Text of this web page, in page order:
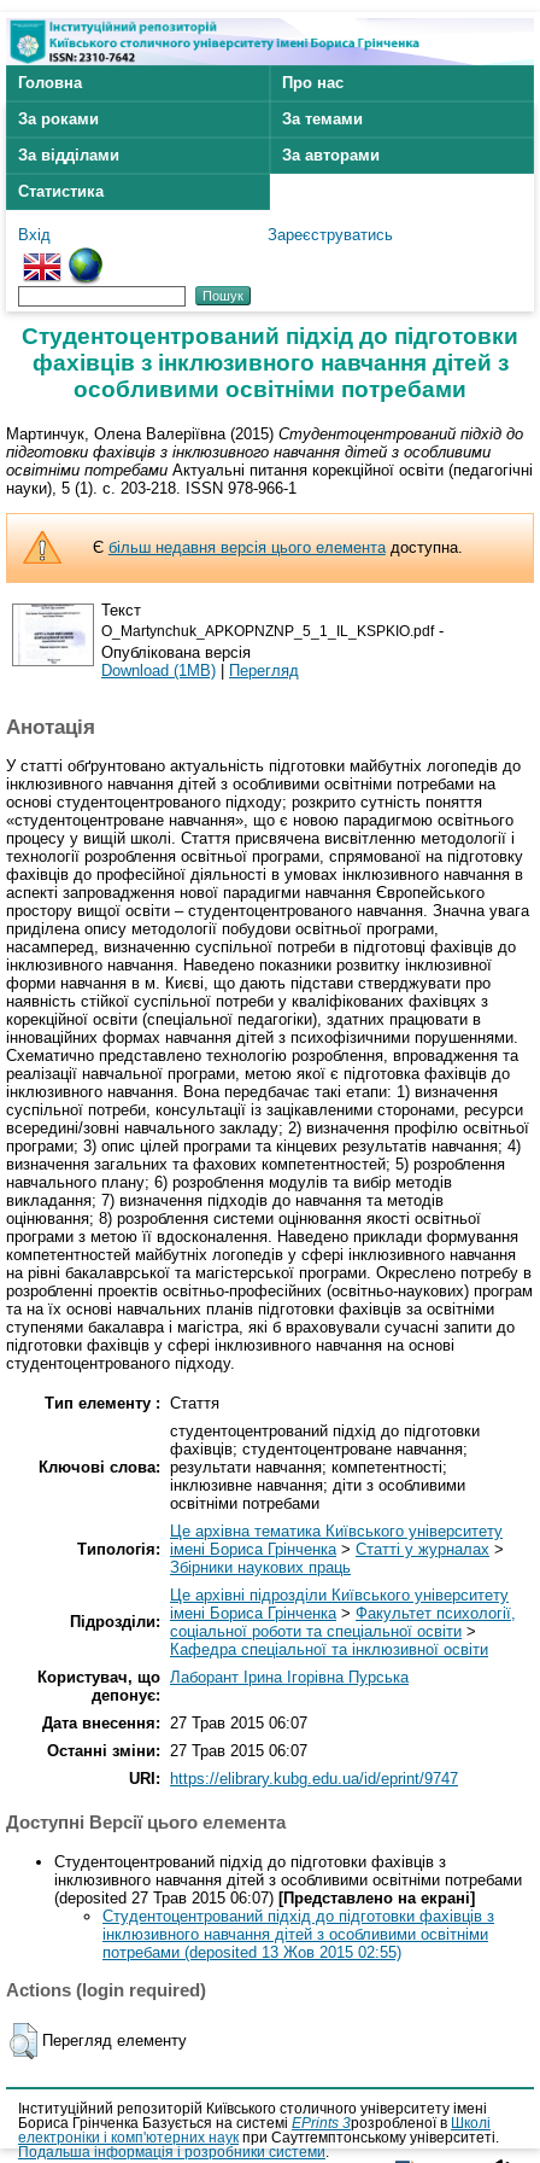
Головна
Про нас
За роками
За темами
За відділами
За авторами
Статистика
Вхід Зареєструватись
Студентоцентрований підхід до підготовки
фахівців з інклюзивного навчання дітей з
особливими освітніми потребами
Мартинчук, Олена Валеріївна (2015) Студентоцентрований підхід до
підготовки фахівців з інклюзивного навчання дітей з особливими
освітніми потребами Актуальні питання корекційної освіти (педагогічні
науки), 5 (1). с. 203-218. ISSN 978-966-1
Єбільш недавня версія цього елементадоступна.
Текст
O_Martynchuk_APKOPNZNP_5_1_IL_KSPKIO.pdf-
Опублікована версія
Download (1MB)
Перегляд
Анотація
У статті обґрунтовано актуальність підготовки майбутніх логопедів до
інклюзивного навчання дітей з особливими освітніми потребами на
основі студентоцентрованого підходу; розкрито сутність поняття
«студентоцентроване навчання», що є новою парадигмою освітнього
процесу у вищій школі. Стаття присвячена висвітленню методології і
технології розроблення освітньої програми, спрямованої на підготовку
фахівців до професійної діяльності в умовах інклюзивного навчання в
аспекті запровадження нової парадигми навчання Європейського
простору вищої освіти – студентоцентрованого навчання. Значна увага
приділена опису методології побудови освітньої програми,
насамперед, визначенню суспільної потреби в підготовці фахівців до
інклюзивного навчання. Наведено показники розвитку інклюзивної
форми навчання в м. Києві, що дають підстави стверджувати про
наявність стійкої суспільної потреби у кваліфікованих фахівцях з
корекційної освіти (спеціальної педагогіки), здатних працювати в
інноваційних формах навчання дітей з психофізичними порушеннями.
Схематично представлено технологію розроблення, впровадження та
реалізації навчальної програми, метою якої є підготовка фахівців до
інклюзивного навчання. Вона передбачає такі етапи: 1) визначення
суспільної потреби, консультації із зацікавленими сторонами, ресурси
всередині/зовні навчального закладу; 2) визначення профілю освітньої
програми; 3) опис цілей програми та кінцевих результатів навчання; 4)
визначення загальних та фахових компетентностей; 5) розроблення
навчального плану; 6) розроблення модулів та вибір методів
викладання; 7) визначення підходів до навчання та методів
оцінювання; 8) розроблення системи оцінювання якості освітньої
програми з метою її вдосконалення. Наведено приклади формування
компетентностей майбутніх логопедів у сфері інклюзивного навчання
на рівні бакалаврської та магістерської програми. Окреслено потребу в
розробленні проектів освітньо-професійних (освітньо-наукових) програм
та на їх основі навчальних планів підготовки фахівців за освітніми
ступенями бакалавра і магістра, які б враховували сучасні запити до
підготовки фахівців у сфері інклюзивного навчання на основі
студентоцентрованого підходу.
Тип елементу : Стаття
Ключові слова:
студентоцентрований підхід до підготовки
фахівців; студентоцентроване навчання;
результати навчання; компетентності;
інклюзивне навчання; діти з особливими
освітніми потребами
Типологія:
Це архівна тематика Київського університету
імені Бориса Грінченка > Статті у журналах >
Збірники наукових праць
Підрозділи:
Це архівні підрозділи Київського університету
імені Бориса Грінченка > Факультет психології,
соціальної роботи та спеціальної освіти >
Кафедра спеціальної та інклюзивної освіти
Користувач, що
депонує:
Лаборант Ірина Ігорівна Пурська
Дата внесення:
27 Трав 2015 06:07
Останні зміни:
27 Трав 2015 06:07
URI:
https://elibrary.kubg.edu.ua/id/eprint/9747
Доступні Версії цього елемента
Студентоцентрований підхід до підготовки фахівців з
інклюзивного навчання дітей з особливими освітніми потребами
(deposited 27 Трав 2015 06:07) [Представлено на екрані]
Студентоцентрований підхід до підготовки фахівців з
інклюзивного навчання дітей з особливими освітніми
потребами (deposited 13 Жов 2015 02:55)
Actions (login required)
Перегляд елементу
Інституційний репозиторій Київського столичного університету імені
Бориса Грінченка Базується на системі EPrints 3розробленої в
Школі
електроніки і комп'ютерних наук при Саутгемптонському університеті.
Подальша інформація і розробники системи.